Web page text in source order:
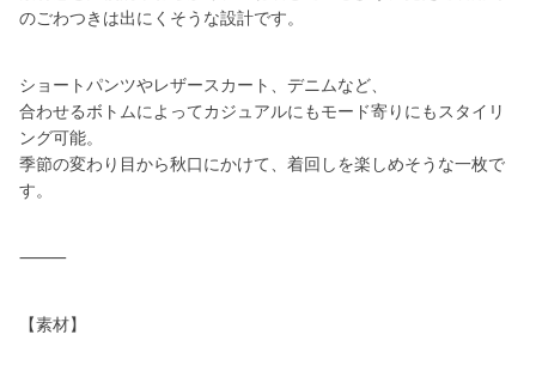
のごわつきは出にくそうな設計です。
ショートパンツやレザースカート、デニムなど、
合わせるボトムによってカジュアルにもモード寄りにもスタイリ
ング可能。
季節の変わり目から秋口にかけて、着回しを楽しめそうな一枚で
す。
⸻
【素材】